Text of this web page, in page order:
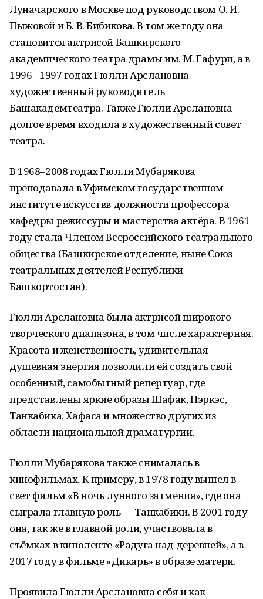
Луначарского в Москве под руководством О. И.
Пыжовой и Б. В. Бибикова. В том же году она
становится актрисой Башкирского
академического театра драмы им. М. Гафури, а в
1996 - 1997 годах Гюлли Арслановна –
художественный руководитель
Башакадемтеатра. Также Гюлли Арслановна
долгое время входила в художественный совет
театра.
В 1968–2008 годах Гюлли Мубарякова
преподавала в Уфимском государственном
институте искусствв должности профессора
кафедры режиссуры и мастерства актёра. В 1961
году стала Членом Всероссийского театрального
общества (Башкирское отделение, ныне Союз
театральных деятелей Республики
Башкортостан).
Гюлли Арслановна была актрисой широкого
творческого диапазона, в том числе характерная.
Красота и женственность, удивительная
душевная энергия позволили ей создать свой
особенный, самобытный репертуар, где
представлены яркие образы Шафак, Нэркэс,
Танкабика, Хафаса и множество других из
области национальной драматургии.
Гюлли Мубарякова также снималась в
кинофильмах. К примеру, в 1978 году вышел в
свет фильм «В ночь лунного затмения», где она
сыграла главную роль — Танкабики. В 2001 году
она, так же в главной роли, участвовала в
съёмках в киноленте «Радуга над деревней», а в
2017 году в фильме «Дикарь» в образе матери.
Проявила Гюлли Арслановна себя и как